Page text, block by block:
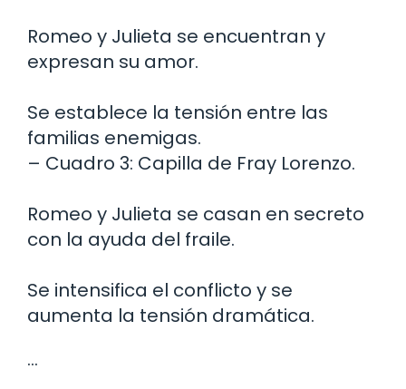
Romeo y Julieta se encuentran y
expresan su amor.
Se establece la tensión entre las
familias enemigas.
– Cuadro 3: Capilla de Fray Lorenzo.
Romeo y Julieta se casan en secreto
con la ayuda del fraile.
Se intensifica el conflicto y se
aumenta la tensión dramática.
…